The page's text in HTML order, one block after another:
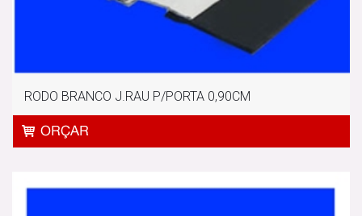
RODO BRANCO J.RAU P/PORTA 0,90CM